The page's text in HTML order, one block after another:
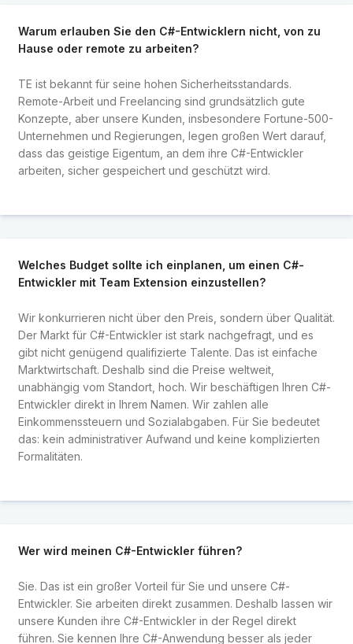
Warum erlauben Sie den C#-Entwicklern nicht, von zu
Hause oder remote zu arbeiten?
TE ist bekannt für seine hohen Sicherheitsstandards.
Remote-Arbeit und Freelancing sind grundsätzlich gute
Konzepte, aber unsere Kunden, insbesondere Fortune-500-
Unternehmen und Regierungen, legen großen Wert darauf,
dass das geistige Eigentum, an dem ihre C#-Entwickler
arbeiten, sicher gespeichert und geschützt wird.
Welches Budget sollte ich einplanen, um einen C#-
Entwickler mit Team Extension einzustellen?
Wir konkurrieren nicht über den Preis, sondern über Qualität.
Der Markt für C#-Entwickler ist stark nachgefragt, und es
gibt nicht genügend qualifizierte Talente. Das ist einfache
Marktwirtschaft. Deshalb sind die Preise weltweit,
unabhängig vom Standort, hoch. Wir beschäftigen Ihren C#-
Entwickler direkt in Ihrem Namen. Wir zahlen alle
Einkommenssteuern und Sozialabgaben. Für Sie bedeutet
das: kein administrativer Aufwand und keine komplizierten
Formalitäten.
Wer wird meinen C#-Entwickler führen?
Sie. Das ist ein großer Vorteil für Sie und unsere C#-
Entwickler. Sie arbeiten direkt zusammen. Deshalb lassen wir
unsere Kunden ihre C#-Entwickler in der Regel direkt
führen. Sie kennen Ihre C#-Anwendung besser als jeder